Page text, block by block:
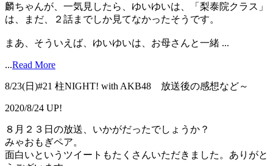
麟ちゃんが、一気見したら、ゆいゆいは、「梨泰院クラス」
は、まだ、２話までしか見てなかったそうです。
まあ、そういえば、ゆいゆいは、お母さんと一緒 ...
...Read More
8/23(日)#21 柱NIGHT! with AKB48 放送後の感想など～
2020/8/24 UP!
８月２３日の放送、いかがだったでしょうか？
みゃおもぎペア。
面白いというツイートもたくさんいただきました。ありがと